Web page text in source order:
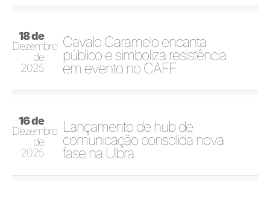
18 de
Dezembro
de
2025
Cavalo Caramelo encanta
público e simboliza resistência
em evento no CAFF
16 de
Dezembro
de
2025
Lançamento de hub de
comunicação consolida nova
fase na Ulbra